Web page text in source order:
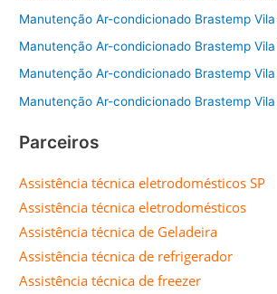
Manutenção Ar-condicionado Brastemp
Manutenção Ar-condicionado Brastemp
Manutenção Ar-condicionado Brastemp
Manutenção Ar-condicionado Brastemp Vila
Parceiros
Assistência técnica eletrodomésticos SP
Assistência técnica eletrodomésticos
Assistência técnica de Geladeira
Assistência técnica de refrigerador
Assistência técnica de freezer